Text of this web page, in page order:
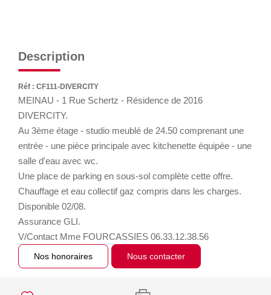
ESPACE CLIENT
Description
Réf : CF111-DIVERCITY
MEINAU - 1 Rue Schertz - Résidence de 2016
DIVERCITY.
Au 3ème étage - studio meublé de 24.50 comprenant une
entrée - une pièce principale avec kitchenette équipée - une
salle d'eau avec wc.
Une place de parking en sous-sol complète cette offre.
Chauffage et eau collectif gaz compris dans les charges.
Disponible 02/08.
Assurance GLI.
V/Contact Mme FOURCASSIES 06.33.12.38.56
Nos honoraires Nous contacter